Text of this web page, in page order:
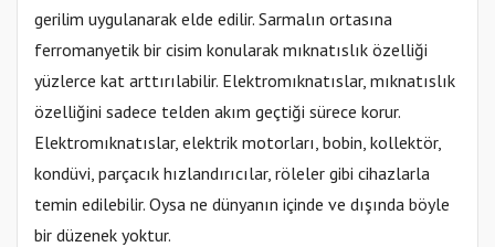
gerilim uygulanarak elde edilir. Sarmalın ortasına
ferromanyetik bir cisim konularak mıknatıslık özelliği
yüzlerce kat arttırılabilir. Elektromıknatıslar, mıknatıslık
özelliğini sadece telden akım geçtiği sürece korur.
Elektromıknatıslar, elektrik motorları, bobin, kollektör,
kondüvi, parçacık hızlandırıcılar, röleler gibi cihazlarla
temin edilebilir. Oysa ne dünyanın içinde ve dışında böyle
bir düzenek yoktur.